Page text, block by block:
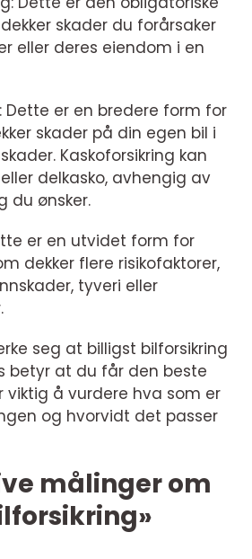
skader du forårsaker
eller deres eiendom i en
Dette er en bredere form for
skader på din egen bil i
Kaskoforsikring kan
delkasko, avhengig av
du ønsker.
er en utvidet form for
dekker flere risikofaktorer,
tyveri eller
seg at billigst bilforsikring
betyr at du får den beste
viktig å vurdere hva som er
og hvorvidt det passer
målinger om